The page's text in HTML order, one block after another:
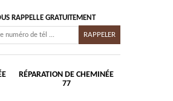
RAPPELLE GRATUITEMENT
RÉPARATION DE CHEMINÉE
77